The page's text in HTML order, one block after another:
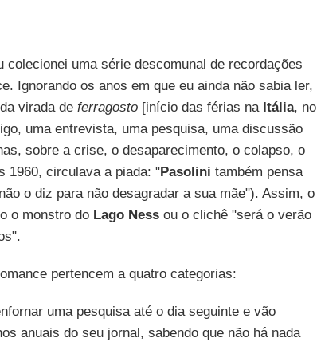
colecionei uma série descomunal de recordações
Ignorando os anos em que eu ainda não sabia ler,
virada de ferragosto [início das férias na Itália, no
uma entrevista, uma pesquisa, uma discussão
sobre a crise, o desaparecimento, o colapso, o
1960, circulava a piada: "Pasolini também pensa
o diz para não desagradar a sua mãe"). Assim, o
o monstro do Lago Nessou o clichê "será o verão
pertencem a quatro categorias:
uma pesquisa até o dia seguinte e vão
anuais do seu jornal, sabendo que não há nada